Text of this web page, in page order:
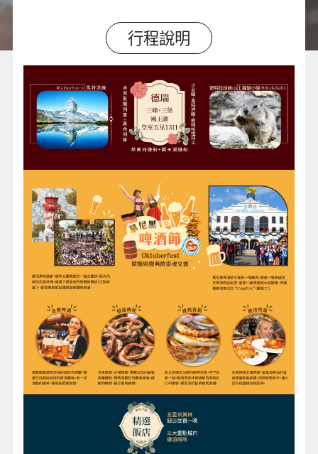
行程說明